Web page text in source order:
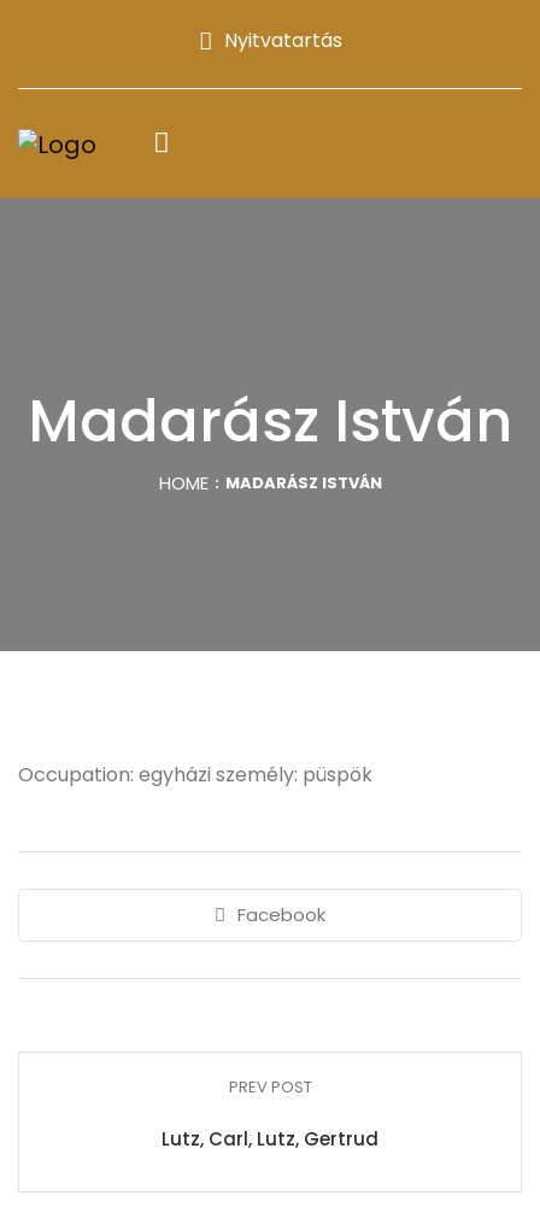
Nyitvatartás
Madarász István
HOME MADARÁSZ ISTVÁN
Occupation: egyházi személy: püspök
Facebook
PREV POST
Lutz, Carl, Lutz, Gertrud